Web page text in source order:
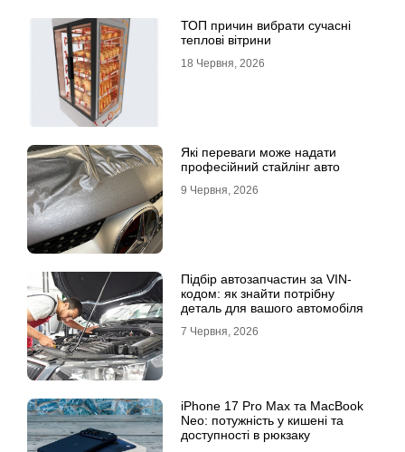
ТОП причин вибрати сучасні
теплові вітрини
18 Червня, 2026
Які переваги може надати
професійний стайлінг авто
9 Червня, 2026
Підбір автозапчастин за VIN-
кодом: як знайти потрібну
деталь для вашого автомобіля
7 Червня, 2026
iPhone 17 Pro Max та MacBook
Neo: потужність у кишені та
доступності в рюкзаку